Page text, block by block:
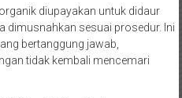
diupayakan untuk didaur
dimusnahkan sesuai prosedur. Ini
bertanggung jawab,
tidak kembali mencemari